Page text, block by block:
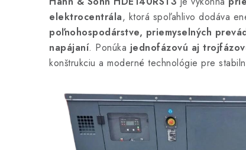
elektrocentrála, ktorá spoľahlivo dodáva
poľnohospodárstve, priemyselných
napájaní. Ponúka jednofázovú aj
konštrukciu a moderné technológie pre